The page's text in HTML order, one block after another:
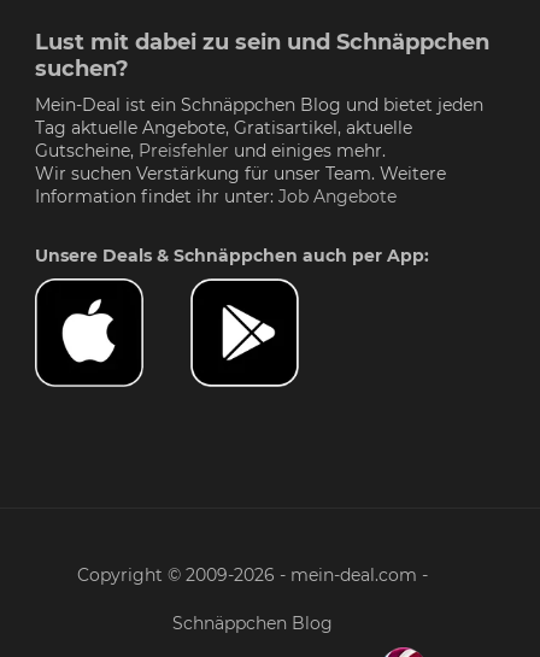
Lust mit dabei zu sein und Schnäppchen
suchen?
Mein-Deal ist ein Schnäppchen Blog und bietet jeden
Tag aktuelle Angebote, Gratisartikel, aktuelle
Gutscheine, Preisfehler und einiges mehr.
Wir suchen Verstärkung für unser Team. Weitere
Information findet ihr unter: Job Angebote
Unsere Deals & Schnäppchen auch per App:
Copyright © 2009-2026 - mein-deal.com -
Schnäppchen Blog